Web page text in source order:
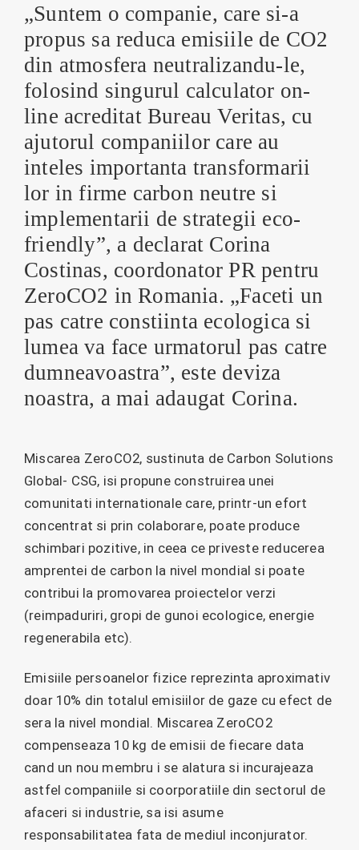
„Suntem o companie, care si-a
propus sa reduca emisiile de CO2
din atmosfera neutralizandu-le,
folosind singurul calculator on-
line acreditat Bureau Veritas, cu
ajutorul companiilor care au
inteles importanta transformarii
lor in firme carbon neutre si
implementarii de strategii eco-
friendly”, a declarat Corina
Costinas, coordonator PR pentru
ZeroCO2 in Romania. „Faceti un
pas catre constiinta ecologica si
lumea va face urmatorul pas catre
dumneavoastra”, este deviza
noastra, a mai adaugat Corina.
Miscarea ZeroCO2, sustinuta de Carbon Solutions
Global- CSG, isi propune construirea unei
comunitati internationale care, printr-un efort
concentrat si prin colaborare, poate produce
schimbari pozitive, in ceea ce priveste reducerea
amprentei de carbon la nivel mondial si poate
contribui la promovarea proiectelor verzi
(reimpaduriri, gropi de gunoi ecologice, energie
regenerabila etc).
Emisiile persoanelor fizice reprezinta aproximativ
doar 10% din totalul emisiilor de gaze cu efect de
sera la nivel mondial. Miscarea ZeroCO2
compenseaza 10 kg de emisii de fiecare data
cand un nou membru i se alatura si incurajeaza
astfel companiile si coorporatiile din sectorul de
afaceri si industrie, sa isi asume
responsabilitatea fata de mediul inconjurator.